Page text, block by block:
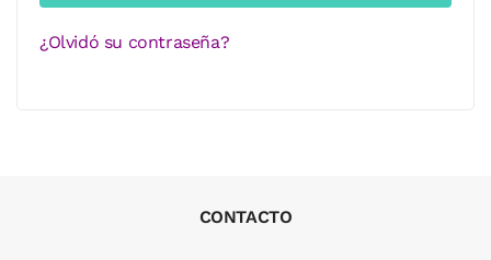
¿Olvidó su contraseña?
CONTACTO